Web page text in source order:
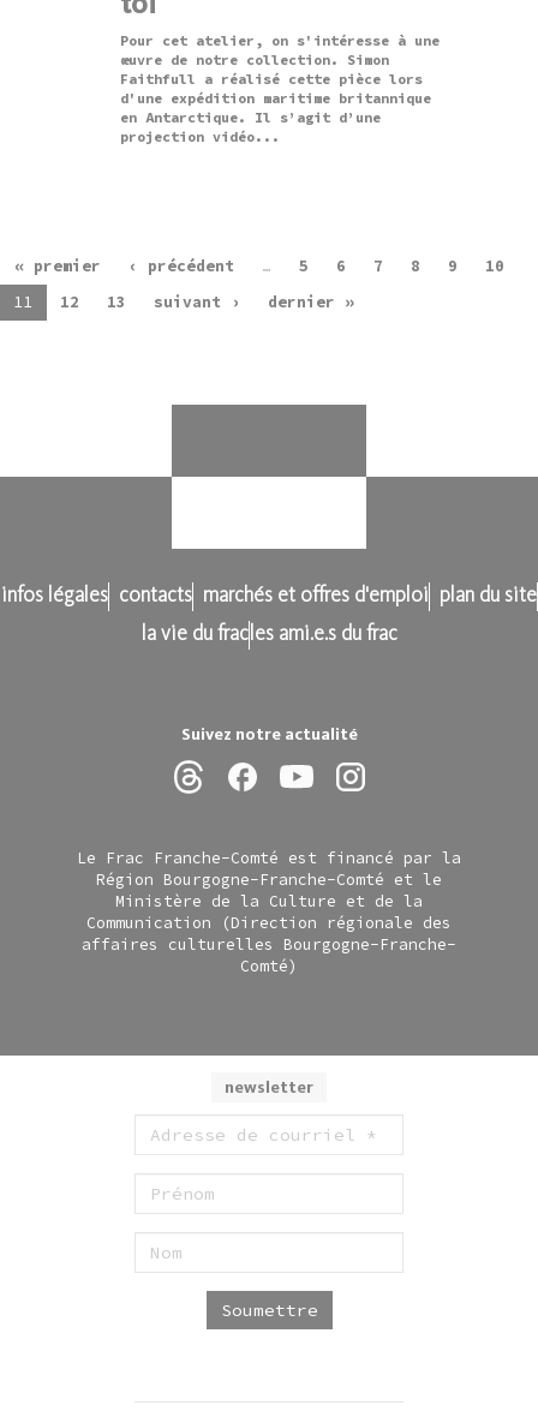
Suivez notre actualité
newsletter
Soumettre
Pour cet atelier, on s'intéresse à une
œuvre de notre collection. Simon
Faithfull a réalisé cette pièce lors
d'une expédition maritime britannique
en Antarctique. Il s’agit d’une
projection vidéo...
« premier ‹ précédent … 5 6 7 8 9
10
11
12 13 suivant › dernier »
infos légales contacts marchés et offres d'emploi
plan du site
la vie du frac les ami.e.s du frac
Le Frac Franche-Comté est financé par la
Région Bourgogne-Franche-Comté et le
Ministère de la Culture et de la
Communication (Direction régionale des
affaires culturelles Bourgogne-Franche-
Comté)